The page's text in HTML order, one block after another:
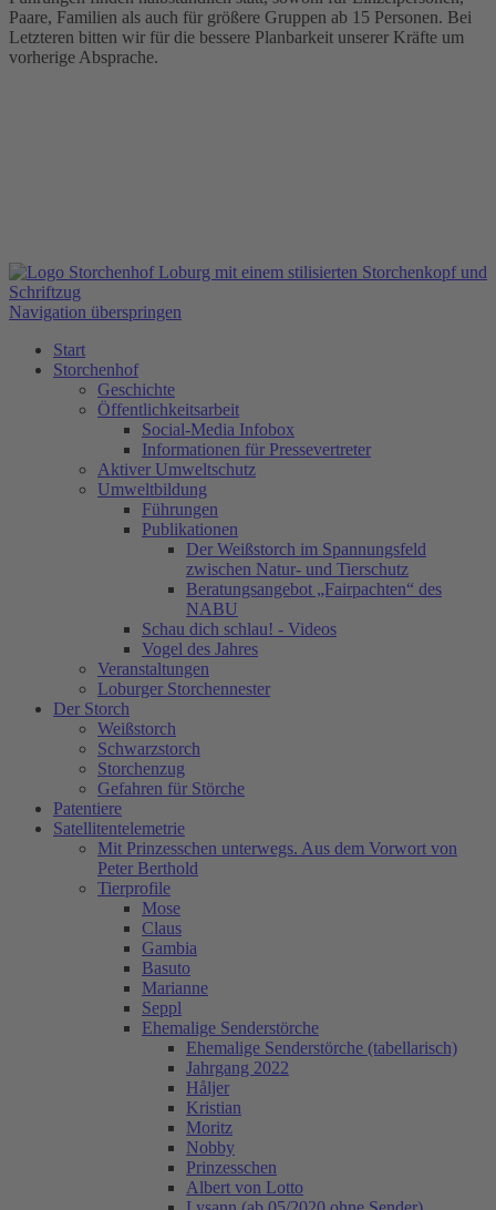
Paare, Familien als auch für größere Gruppen ab 15 Personen. Bei
Letzteren bitten wir für die bessere Planbarkeit unserer Kräfte um
vorherige Absprache.
Navigation überspringen
Start
Storchenhof
Geschichte
Öffentlichkeitsarbeit
Social-Media Infobox
Informationen für Pressevertreter
Aktiver Umweltschutz
Umweltbildung
Führungen
Publikationen
Der Weißstorch im Spannungsfeld
zwischen Natur- und Tierschutz
Beratungsangebot „Fairpachten“ des
NABU
Schau dich schlau! - Videos
Vogel des Jahres
Veranstaltungen
Loburger Storchennester
Der Storch
Weißstorch
Schwarzstorch
Storchenzug
Gefahren für Störche
Patentiere
Satellitentelemetrie
Mit Prinzesschen unterwegs. Aus dem Vorwort von
Peter Berthold
Tierprofile
Mose
Claus
Gambia
Basuto
Marianne
Seppl
Ehemalige Senderstörche
Ehemalige Senderstörche (tabellarisch)
Jahrgang 2022
Håljer
Kristian
Moritz
Nobby
Prinzesschen
Albert von Lotto